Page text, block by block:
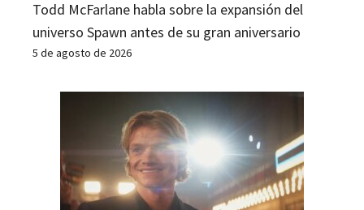
Todd McFarlane habla sobre la expansión del
universo Spawn antes de su gran aniversario
5 de agosto de 2026